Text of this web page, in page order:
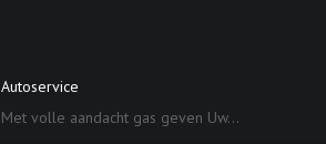
Autoservice
Met volle aandacht gas geven Uw...